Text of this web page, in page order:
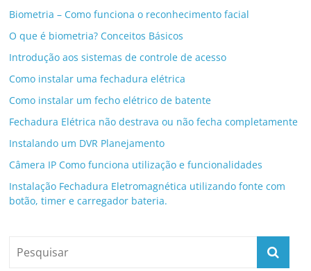
Biometria – Como funciona o reconhecimento facial
O que é biometria? Conceitos Básicos
Introdução aos sistemas de controle de acesso
Como instalar uma fechadura elétrica
Como instalar um fecho elétrico de batente
Fechadura Elétrica não destrava ou não fecha completamente
Instalando um DVR Planejamento
Câmera IP Como funciona utilização e funcionalidades
Instalação Fechadura Eletromagnética utilizando fonte com
botão, timer e carregador bateria.